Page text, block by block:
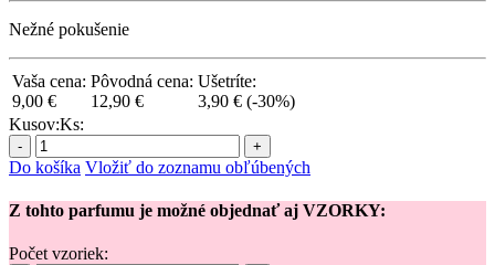
Nežné pokušenie
Vaša cena:
9,00 €
Pôvodná cena:
12,90 €
Ušetríte:
3,90 € (-30%)
Kusov:Ks:
- +
Do košíka Vložiť do zoznamu obľúbených
Z tohto parfumu je možné objednať aj VZORKY:
Počet vzoriek: